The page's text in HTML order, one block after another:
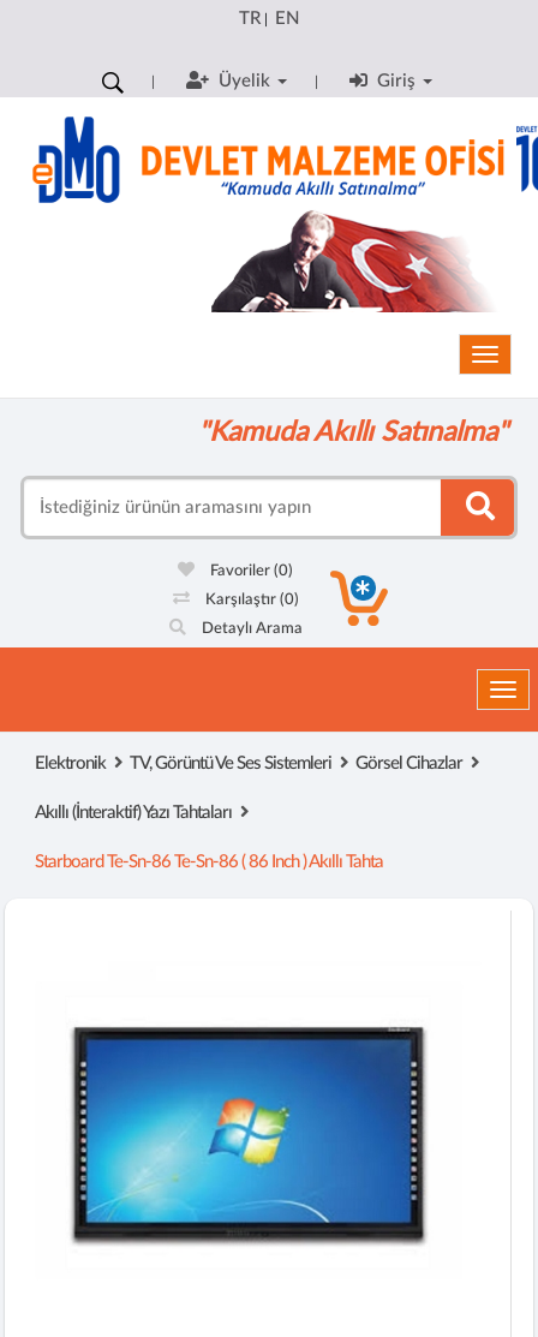
TR| EN
Üyelik Giriş
"Kamuda Akıllı Satınalma"
Favoriler(0)
Karşılaştır (0)
Detaylı Arama
Elektronik TV, Görüntü Ve Ses Sistemleri Görsel Cihazlar
Akıllı (İnteraktif) Yazı Tahtaları
Starboard Te-Sn-86 Te-Sn-86 ( 86 Inch ) Akıllı Tahta